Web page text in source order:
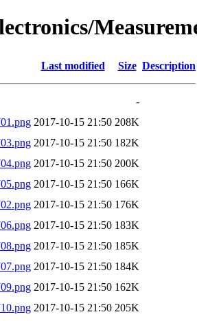
Last modified Size Description
-
2017-10-15 21:50 208K
2017-10-15 21:50 182K
2017-10-15 21:50 200K
2017-10-15 21:50 166K
2017-10-15 21:50 176K
2017-10-15 21:50 183K
2017-10-15 21:50 185K
2017-10-15 21:50 184K
2017-10-15 21:50 162K
2017-10-15 21:50 205K